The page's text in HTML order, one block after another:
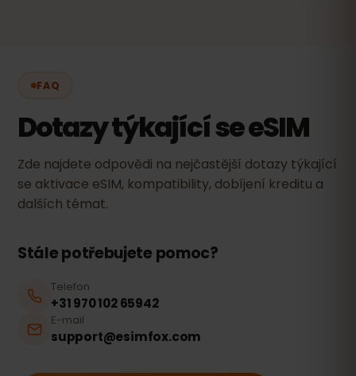
FAQ
Dotazy týkající se eSIM
Zde najdete odpovědi na nejčastější dotazy týkající
se aktivace eSIM, kompatibility, dobíjení kreditu a
dalších témat.
Stále potřebujete pomoc?
Telefon
+31 970 102 65942
E-mail
support@esimfox.com